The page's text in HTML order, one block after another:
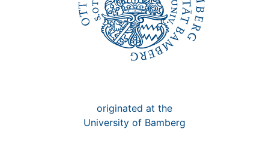
originated at the
University of Bamberg